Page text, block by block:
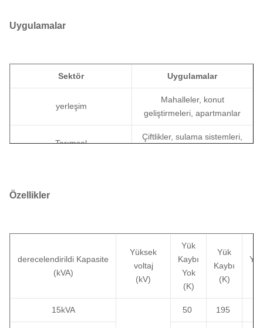
Uygulamalar
Sektör Uygulamalar
yerleşim
Mahalleler, konut
geliştirmeleri, apartmanlar
Tarımsal
Çiftlikler, sulama sistemleri,
İnşaat alanları, geçici güç
Özellikler
derecelendirildi Kapasite
(kVA)
Yüksek
voltaj
(kV)
Yük
Kaybı
Yok
(K)
Yük
Kaybı
(K)
15kVA 50 195